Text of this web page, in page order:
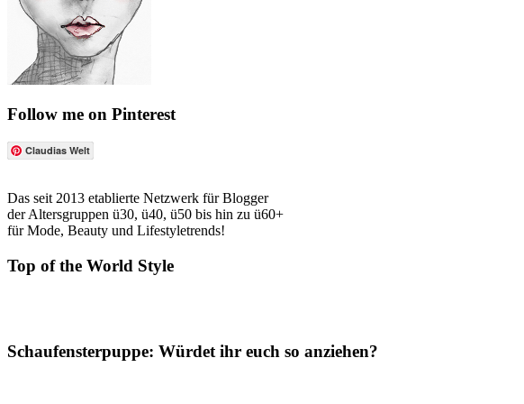
Follow me on Pinterest
Claudias Welt
Das seit 2013 etablierte Netzwerk für Blogger
der Altersgruppen ü30, ü40, ü50 bis hin zu ü60+
für Mode, Beauty und Lifestyletrends!
Top of the World Style
Schaufensterpuppe: Würdet ihr euch so anziehen?